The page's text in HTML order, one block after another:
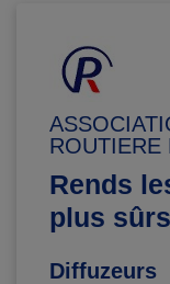
ROUTIERE
Rends
plus
Diffuzeurs